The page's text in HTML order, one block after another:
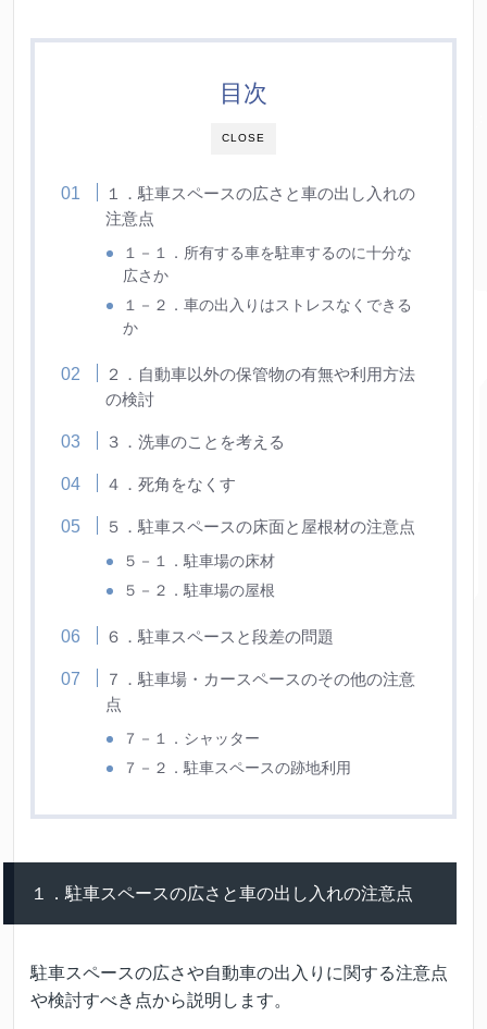
CLOSE
目次
１．駐車スペースの広さと車の出し入れの
注意点
１－１．所有する車を駐車するのに十分な
広さか
１－２．車の出入りはストレスなくできる
か
２．自動車以外の保管物の有無や利用方法
の検討
３．洗車のことを考える
４．死角をなくす
５．駐車スペースの床面と屋根材の注意点
５－１．駐車場の床材
５－２．駐車場の屋根
６．駐車スペースと段差の問題
７．駐車場・カースペースのその他の注意
点
７－１．シャッター
７－２．駐車スペースの跡地利用
１．駐車スペースの広さと車の出し入れの注意点
駐車スペースの広さや自動車の出入りに関する注意点
や検討すべき点から説明します。